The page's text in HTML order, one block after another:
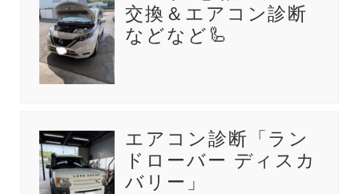
交換＆エアコン診断
などなど🦾
エアコン診断「ラン
ドローバー ディスカ
バリー」